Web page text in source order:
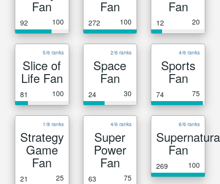
Fan
92 100
Fan
272 100
Fan
12 20
5/6 ranks
Slice of
Life Fan
81 100
2/6 ranks
Space
Fan
24 30
4/6 ranks
Sports
Fan
74 75
1/8 ranks
Strategy
Game
Fan
21 25
4/6 ranks
Super
Power
Fan
63 75
6/6 ranks
Fan
269 100